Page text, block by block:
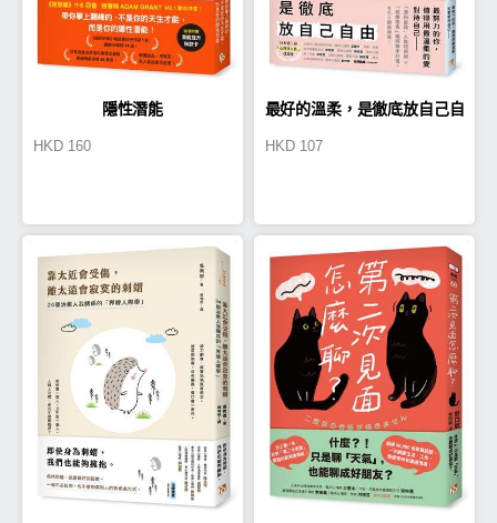
隱性潛能
HKD 160
最好的溫柔，是徹底放自己自
HKD 107